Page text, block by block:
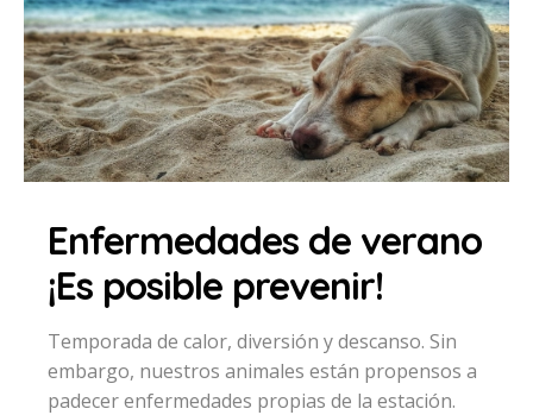
Enfermedades de verano
¡Es posible prevenir!
Temporada de calor, diversión y descanso. Sin
embargo, nuestros animales están propensos a
padecer enfermedades propias de la estación.